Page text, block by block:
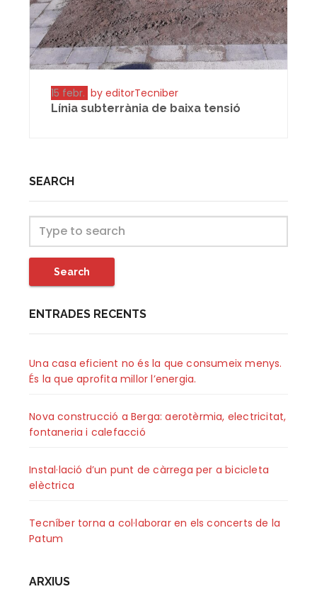
15 febr. by editorTecniber
Línia subterrània de baixa tensió
SEARCH
Search
ENTRADES RECENTS
Una casa eficient no és la que consumeix menys.
És la que aprofita millor l’energia.
Nova construcció a Berga: aerotèrmia, electricitat,
fontaneria i calefacció
Instal·lació d’un punt de càrrega per a bicicleta
elèctrica
Tecníber torna a col·laborar en els concerts de la
Patum
ARXIUS